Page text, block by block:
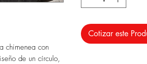
chimenea con
de un círculo,
Cotizar este